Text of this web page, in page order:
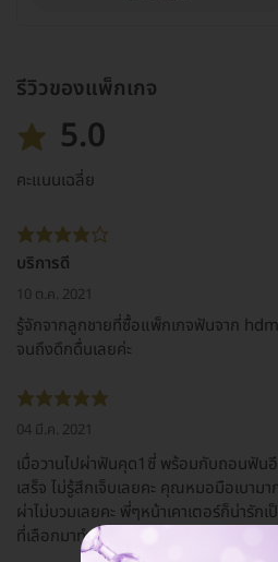
รีวิวของแพ็กเกจ
5.0
คะแนนเฉลี่ย
บริการดี
10 ต.ค. 2021
รู้จักจากลูกชายที่ซื้อแพ็กเกจฟันจาก
จนถึงดึกดื่นเลยค่ะ
04 มี.ค. 2021
เมื่อวานไปผ่าฟันคุด1ซี่ พร้อมกับถอนฟั
เสร็จ ไม่รู้สึกเจ็บเลยคะ คุณหมอมือเบา
ผ่าไม่บวมเลยคะ พี่ๆหน้าเคาเตอร์ก็น่ารัก
ที่เลือกมาทำที่นี้